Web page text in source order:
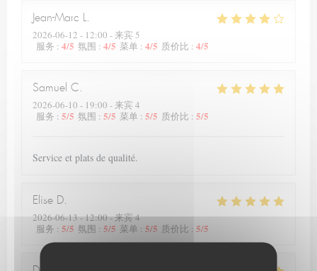
Jean-Marc L
2026-06-12 - 12:00 - 来宾 5
服务 : 4/5 氛围 : 4/5 菜单 : 4/5 质价比 : 4/5
Samuel C
2026-06-10 - 19:00 - 来宾 4
服务 : 5/5 氛围 : 5/5 菜单 : 5/5 质价比 : 5/5
Service et plats de qualité.
Elise D
2026-06-13- 12:00 - 来宾 4
服务 : 5/5 氛围 : 5/5 菜单 : 5/5 质价比 : 5/5